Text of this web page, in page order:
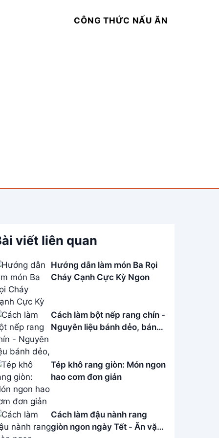
CÔNG THỨC NẤU ĂN
viết liên quan
Hướng dẫn làm món Ba Rọi
Cháy Cạnh Cực Kỳ Ngon
Cách làm bột nếp rang chín -
Nguyên liệu bánh dẻo, bánh
Tép khô rang giòn: Món ngon
hao cơm đơn giản
Cách làm đậu nành rang
giòn ngon ngày Tết - Ăn vặt